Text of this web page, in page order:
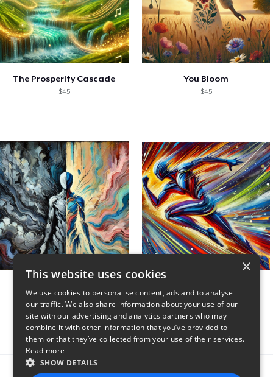
The Prosperity Cascade
$45
You Bloom
$45
Report this product
×
This website uses cookies
We use cookies to personalise content, ads and to analyse
our traffic. We also share information about your use of our
site with our advertising and analytics partners who may
combine it with other information that you’ve provided to
them or that they’ve collected from your use of their services.
Read more
SHOW DETAILS